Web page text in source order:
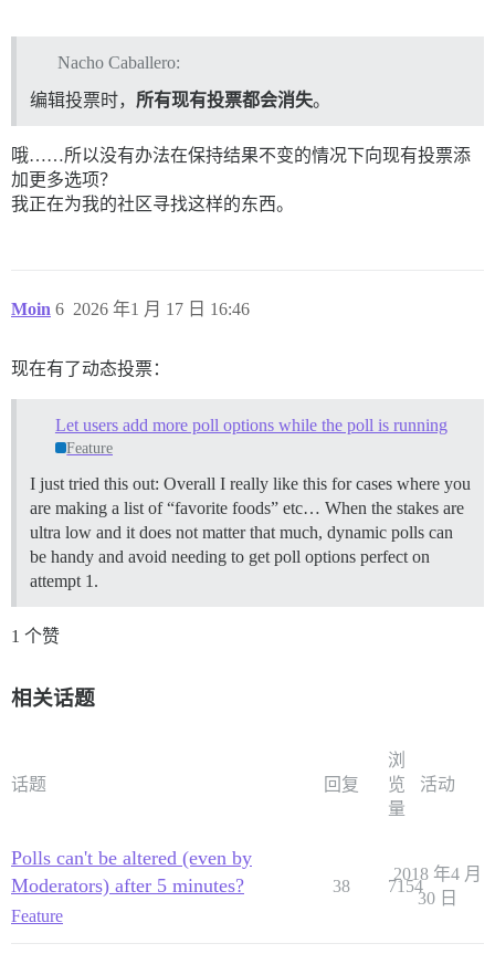
Nacho Caballero:
编辑投票时， 所有现有投票都会消失。
哦……所以没有办法在保持结果不变的情况下向现有投票添
加更多选项？
我正在为我的社区寻找这样的东西。
Moin 2026 年1 月 17 日 16:46
6
现在有了动态投票：
Let users add more poll options while the poll is running
Feature
I just tried this out: Overall I really like this for cases where you
are making a list of “favorite foods” etc… When the stakes are
ultra low and it does not matter that much, dynamic polls can
be handy and avoid needing to get poll options perfect on
attempt 1.
1 个赞
相关话题
话题 回复
浏
览
量
活动
Polls can't be altered (even by
Moderators) after 5 minutes?
Feature
38 7154
2018 年4 月
30 日